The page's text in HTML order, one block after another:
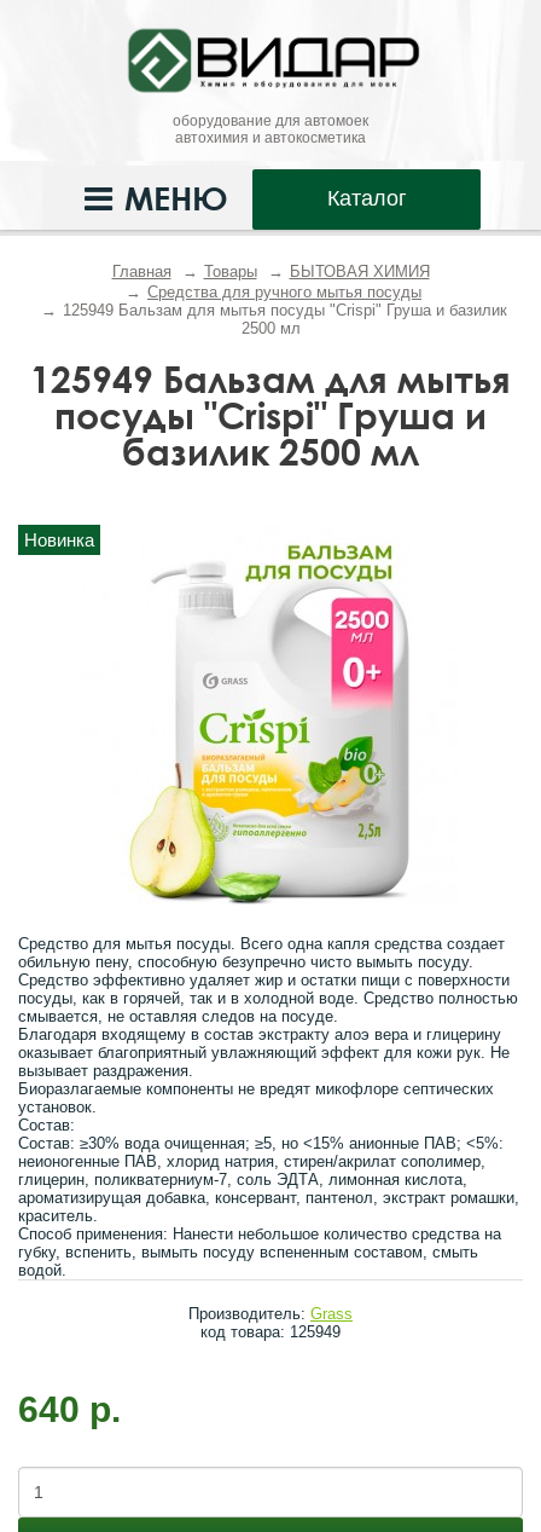
оборудование для автомоек
автохимия и автокосметика
Каталог
МЕНЮ
Главная Товары
БЫТОВАЯ ХИМИЯ
Средства для ручного мытья посуды
125949 Бальзам для мытья посуды "Crispi" Груша и базилик
2500 мл
125949 Бальзам для мытья
посуды "Crispi" Груша и
базилик 2500 мл
Новинка
Средство для мытья посуды. Всего одна капля средства создает
обильную пену, способную безупречно чисто вымыть посуду.
Средство эффективно удаляет жир и остатки пищи с поверхности
посуды, как в горячей, так и в холодной воде. Средство полностью
смывается, не оставляя следов на посуде.
Благодаря входящему в состав экстракту алоэ вера и глицерину
оказывает благоприятный увлажняющий эффект для кожи рук. Не
вызывает раздражения.
Биоразлагаемые компоненты не вредят микофлоре септических
установок.
Состав:
Состав: ≥30% вода очищенная; ≥5, но ˂15% анионные ПАВ; ˂5%:
неионогенные ПАВ, хлорид натрия, стирен/акрилат сополимер,
глицерин, поликватерниум-7, соль ЭДТА, лимонная кислота,
ароматизирущая добавка, консервант, пантенол, экстракт ромашки,
краситель.
Способ применения: Нанести небольшое количество средства на
губку, вспенить, вымыть посуду вспененным составом, смыть
водой.
Производитель: Grass
код товара: 125949
640 р.